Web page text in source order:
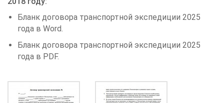
Бланк договора транспортной экспедиции 2025
года в Word.
Бланк договора транспортной экспедиции 2025
года в PDF.